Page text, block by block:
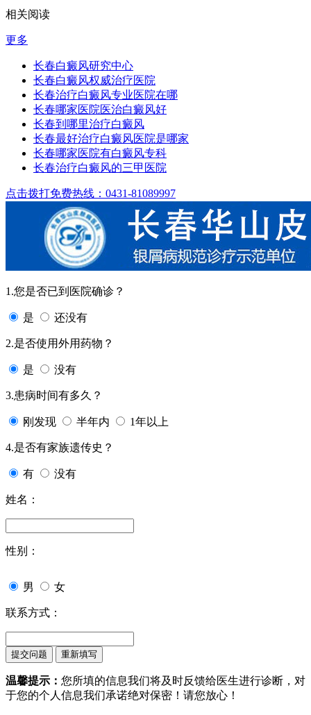
相关阅读
更多
长春白癜风研究中心
长春白癜风权威治疗医院
长春治疗白癜风专业医院在哪
长春哪家医院医治白癜风好
长春到哪里治疗白癜风
长春最好治疗白癜风医院是哪家
长春哪家医院有白癜风专科
长春治疗白癜风的三甲医院
点击拨打免费热线：0431-81089997
1.您是否已到医院确诊？
是 还没有
2.是否使用外用药物？
是 没有
3.患病时间有多久？
刚发现 半年内 1年以上
4.是否有家族遗传史？
有 没有
姓名：
性别：
男 女
联系方式：
温馨提示： 您所填的信息我们将及时反馈给医生进行诊断，对
于您的个人信息我们承诺绝对保密！请您放心！